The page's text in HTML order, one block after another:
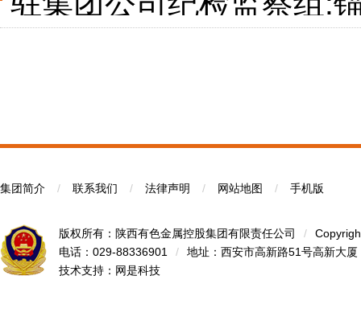
集团简介 / 联系我们 / 法律声明 / 网站地图 / 手机版
版权所有：陕西有色金属控股集团有限责任公司 /
电话：029-88336901
/
地址：西安市高新路51号高新大厦
技术支持： 网是科技